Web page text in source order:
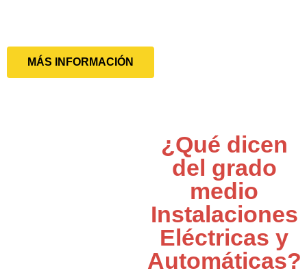
MÁS INFORMACIÓN
¿Qué dicen
del grado
medio
Instalaciones
Eléctricas y
Automáticas?